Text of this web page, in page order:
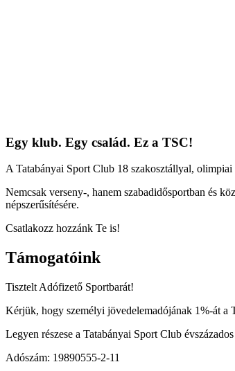
Egy klub. Egy család. Ez a TSC!
A Tatabányai Sport Club 18 szakosztállyal,
Nemcsak verseny-, hanem szabadidősportban és
népszerűsítésére.
Csatlakozz hozzánk Te is!
Támogatóink
Tisztelt Adófizető Sportbarát!
Kérjük, hogy személyi jövedelemadójának 1%-át a
Legyen részese a Tatabányai Sport Club
Adószám: 19890555-2-11